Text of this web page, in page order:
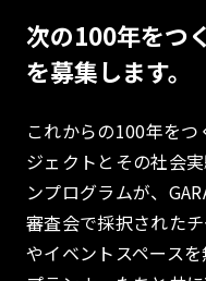
次の100年をつ
を募集します。
これからの100年を
ジェクトとその社会
ンプログラムが、
審査会で採択された
やイベントスペース